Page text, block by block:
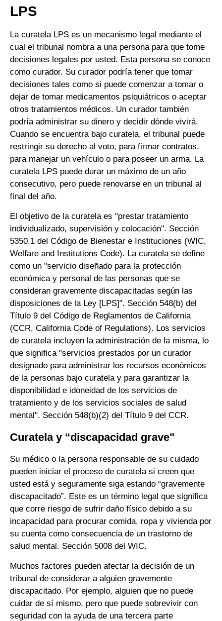
LPS
La curatela LPS es un mecanismo legal mediante el
cual el tribunal nombra a una persona para que tome
decisiones legales por usted. Esta persona se conoce
como curador. Su curador podría tener que tomar
decisiones tales como si puede comenzar a tomar o
dejar de tomar medicamentos psiquiátricos o aceptar
otros tratamientos médicos. Un curador también
podría administrar su dinero y decidir dónde vivirá.
Cuando se encuentra bajo curatela, el tribunal puede
restringir su derecho al voto, para firmar contratos,
para manejar un vehículo o para poseer un arma. La
curatela LPS puede durar un máximo de un año
consecutivo, pero puede renovarse en un tribunal al
final del año.
El objetivo de la curatela es "prestar tratamiento
individualizado, supervisión y colocación". Sección
5350.1 del Código de Bienestar e Instituciones (WIC,
Welfare and Institutions Code). La curatela se define
como un "servicio diseñado para la protección
económica y personal de las personas que se
consideran gravemente discapacitadas según las
disposiciones de la Ley [LPS]". Sección 548(b) del
Título 9 del Código de Reglamentos de California
(CCR, California Code of Regulations). Los servicios
de curatela incluyen la administración de la misma, lo
que significa "servicios prestados por un curador
designado para administrar los recursos económicos
de la personas bajo curatela y para garantizar la
disponibilidad e idoneidad de los servicios de
tratamiento y de los servicios sociales de salud
mental". Sección 548(b)(2) del Título 9 del CCR.
Curatela y “discapacidad grave"
Su médico o la persona responsable de su cuidado
pueden iniciar el proceso de curatela si creen que
usted está y seguramente siga estando “gravemente
discapacitado”. Este es un término legal que significa
que corre riesgo de sufrir daño físico debido a su
incapacidad para procurar comida, ropa y vivienda por
su cuenta como consecuencia de un trastorno de
salud mental. Sección 5008 del WIC.
Muchos factores pueden afectar la decisión de un
tribunal de considerar a alguien gravemente
discapacitado. Por ejemplo, alguien que no puede
cuidar de sí mismo, pero que puede sobrevivir con
seguridad con la ayuda de una tercera parte